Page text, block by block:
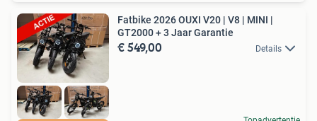
Fatbike 2026 OUXI V20 | V8 | MINI |
GT2000 + 3 Jaar Garantie
€ 549,00 Details